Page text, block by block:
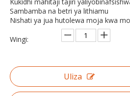
Sambamba na betri ya lithiamu
Nishati ya jua hutolewa moja kwa
Wingi:
Uliza